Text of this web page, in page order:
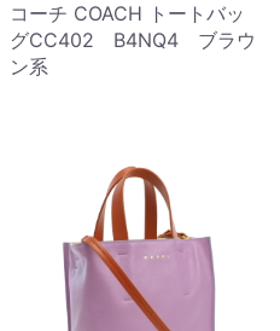
コーチ COACH トートバッ
グCC402 B4NQ4 ブラウ
ン系